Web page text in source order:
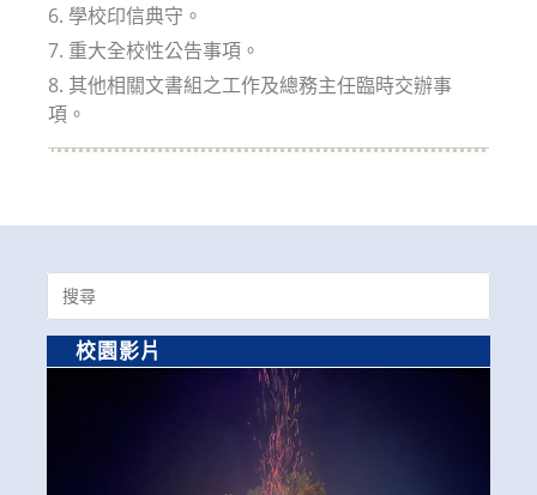
6. 學校印信典守。
7. 重大全校性公告事項。
8. 其他相關文書組之工作及總務主任臨時交辦事
項。
Search
for:
校園影片